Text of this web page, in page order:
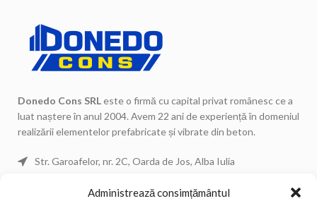
Administrează consimțământul
Donedo Cons SRLeste o firmă cu capital privat românesc ce a
luat naștere în anul 2004. Avem 22 ani de experiență în domeniul
realizării elementelor prefabricate și vibrate din beton.
Str. Garoafelor, nr. 2C, Oarda de Jos, Alba Iulia